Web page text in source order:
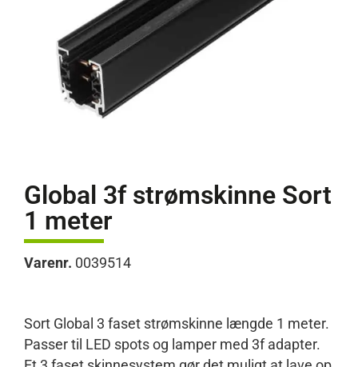
Global 3f strømskinne Sort
1 meter
Varenr. 0039514
Sort Global 3 faset strømskinne længde 1 meter.
Passer til LED spots og lamper med 3f adapter.